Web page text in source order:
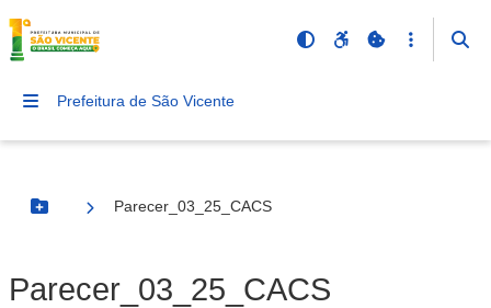
Prefeitura de São Vicente
Botão Menu
Parecer_03_25_CACS
Parecer_03_25_CACS